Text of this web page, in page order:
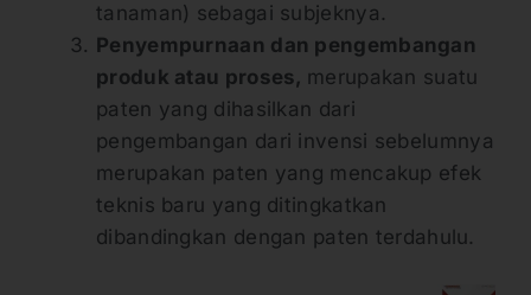
tanaman) sebagai subjeknya.
Penyempurnaan dan pengembangan
produk atau proses, merupakan suatu
paten yang dihasilkan dari
pengembangan dari invensi sebelumnya
merupakan paten yang mencakup efek
teknis baru yang ditingkatkan
dibandingkan dengan paten terdahulu.